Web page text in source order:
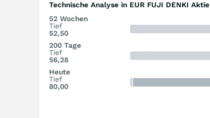
Technische Analyse in EUR FUJI DENKI Aktie
52 Wochen
Tief
52,50
200 Tage
Tief
56,28
Heute
Tief
80,00